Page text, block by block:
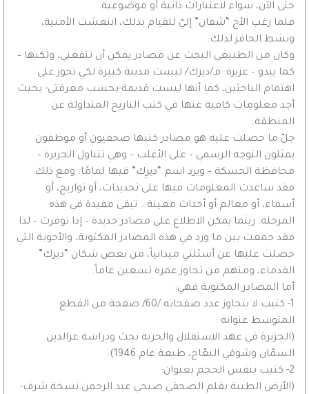
حتى الآن، سواء لاعتبارات ذاتية أو موضوعية.
فلما رغب الأخ “شفان” إليّ للقيام بذلك، انتعشت الأمنية،
ونشط الحافز لذلك.
وكان من الطبيعي البحث عن مصادر يمكن أن تنفعني، ولكنها –
كما يبدو – عزيزة. فـ/ديرك/ ليست مدينة كبيرة لكي تحوز على
اهتمام الباحثين، كما أنها ليست قديمة-بحسب معرفتي- بحيث
أجد معلومات كافية عنها في كتب التاريخ المتداولة عن
المنطقة.
جلّ ما حصلت عليه هو مصادر كتبها صحفيون أو موظفون
يمثلون التوجه الرسمي – على الأغلب – وهي تتناول الجزيرة –
محافظة الحسكة – ويرد اسم “ديرِك” فيها لمامًا. ومع ذلك
فقد ساعدت المعلومات فيها على تحديدات، أو تواريخ، أو
أسماء، أو معالم أو أحداث معينة… تبقى مفيدة في هذه
المرحلة. ريثما يمكن الاطلاع على مصادر جديدة – إذا توفرت – لذا
فقد جمعت بين ما ورد في هذه المصادر المكتوبة، والأجوبة التي
حصلت عليها عن أسئلتي ميدانياً، من بعض سَكان “ديرك”
القدماء، ومنهم من تجاوز عمره تسعين عاماً.
أما المصادر المكتوبة فهي:
1- كتيب لا يتجاوز عدد صفحاته /60/ صفحة من القطع
المتوسط عنوانه :
(الجزيرة في عهد الاستقلال والحرية بحث ودراسة عزالدين
السمّان وشوقي البعّاج، طبعة عام 1946).
2- كتيب بنفس الحجم بعنوان:
(الأرض الطيبة بقلم الصحفي صبحي عبد الرحمن.نسخة شرف-